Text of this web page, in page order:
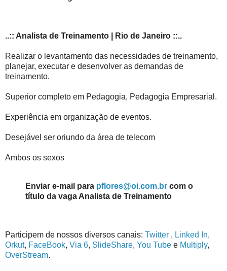
..:: Analista de Treinamento | Rio de Janeiro ::..
Realizar o levantamento das necessidades de treinamento,
planejar, executar e desenvolver as demandas de
treinamento.
Superior completo em Pedagogia, Pedagogia Empresarial.
Experiência em organização de eventos.
Desejável ser oriundo da área de telecom
Ambos os sexos
Enviar e-mail para pflores@oi.com.br com o
título da vaga Analista de Treinamento
Participem de nossos diversos canais: Twitter , Linked In,
Orkut, FaceBook, Via 6, SlideShare, You Tube e Multiply,
OverStream.